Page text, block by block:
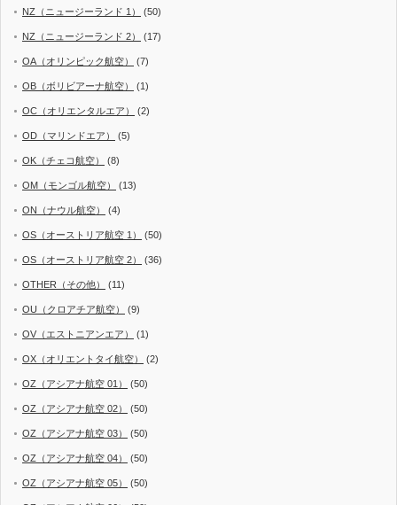
NZ（ニュージーランド 1） (50)
NZ（ニュージーランド 2） (17)
OA（オリンピック航空） (7)
OB（ボリビアーナ航空） (1)
OC（オリエンタルエア） (2)
OD（マリンドエア） (5)
OK（チェコ航空） (8)
OM（モンゴル航空） (13)
ON（ナウル航空） (4)
OS（オーストリア航空 1） (50)
OS（オーストリア航空 2） (36)
OTHER（その他） (11)
OU（クロアチア航空） (9)
OV（エストニアンエア） (1)
OX（オリエントタイ航空） (2)
OZ（アシアナ航空 01） (50)
OZ（アシアナ航空 02） (50)
OZ（アシアナ航空 03） (50)
OZ（アシアナ航空 04） (50)
OZ（アシアナ航空 05） (50)